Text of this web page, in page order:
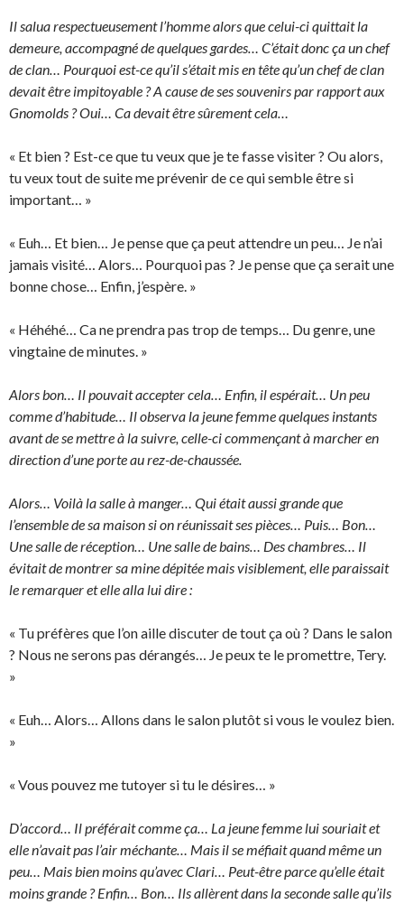
Il salua respectueusement l’homme alors que celui-ci quittait la
demeure, accompagné de quelques gardes… C’était donc ça un chef
de clan… Pourquoi est-ce qu’il s’était mis en tête qu’un chef de clan
devait être impitoyable ? A cause de ses souvenirs par rapport aux
Gnomolds ? Oui… Ca devait être sûrement cela…
« Et bien ? Est-ce que tu veux que je te fasse visiter ? Ou alors,
tu veux tout de suite me prévenir de ce qui semble être si
important… »
« Euh… Et bien… Je pense que ça peut attendre un peu… Je n’ai
jamais visité… Alors… Pourquoi pas ? Je pense que ça serait une
bonne chose… Enfin, j’espère. »
« Héhéhé… Ca ne prendra pas trop de temps… Du genre, une
vingtaine de minutes. »
Alors bon… Il pouvait accepter cela… Enfin, il espérait… Un peu
comme d’habitude… Il observa la jeune femme quelques instants
avant de se mettre à la suivre, celle-ci commençant à marcher en
direction d’une porte au rez-de-chaussée.
Alors… Voilà la salle à manger… Qui était aussi grande que
l’ensemble de sa maison si on réunissait ses pièces… Puis… Bon…
Une salle de réception… Une salle de bains… Des chambres… Il
évitait de montrer sa mine dépitée mais visiblement, elle paraissait
le remarquer et elle alla lui dire :
« Tu préfères que l’on aille discuter de tout ça où ? Dans le salon
? Nous ne serons pas dérangés… Je peux te le promettre, Tery.
»
« Euh… Alors… Allons dans le salon plutôt si vous le voulez bien.
»
« Vous pouvez me tutoyer si tu le désires… »
D’accord… Il préférait comme ça… La jeune femme lui souriait et
elle n’avait pas l’air méchante… Mais il se méfiait quand même un
peu… Mais bien moins qu’avec Clari… Peut-être parce qu’elle était
moins grande ? Enfin… Bon… Ils allèrent dans la seconde salle qu’ils